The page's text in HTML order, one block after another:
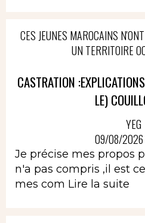
CES JEUNES MAROCAINS
UN TERRITOIRE
CASTRATION
LE)
YEG
09/08/2026
Je précise mes propos
n'a pas compris ,il est
mes com Lire la suite